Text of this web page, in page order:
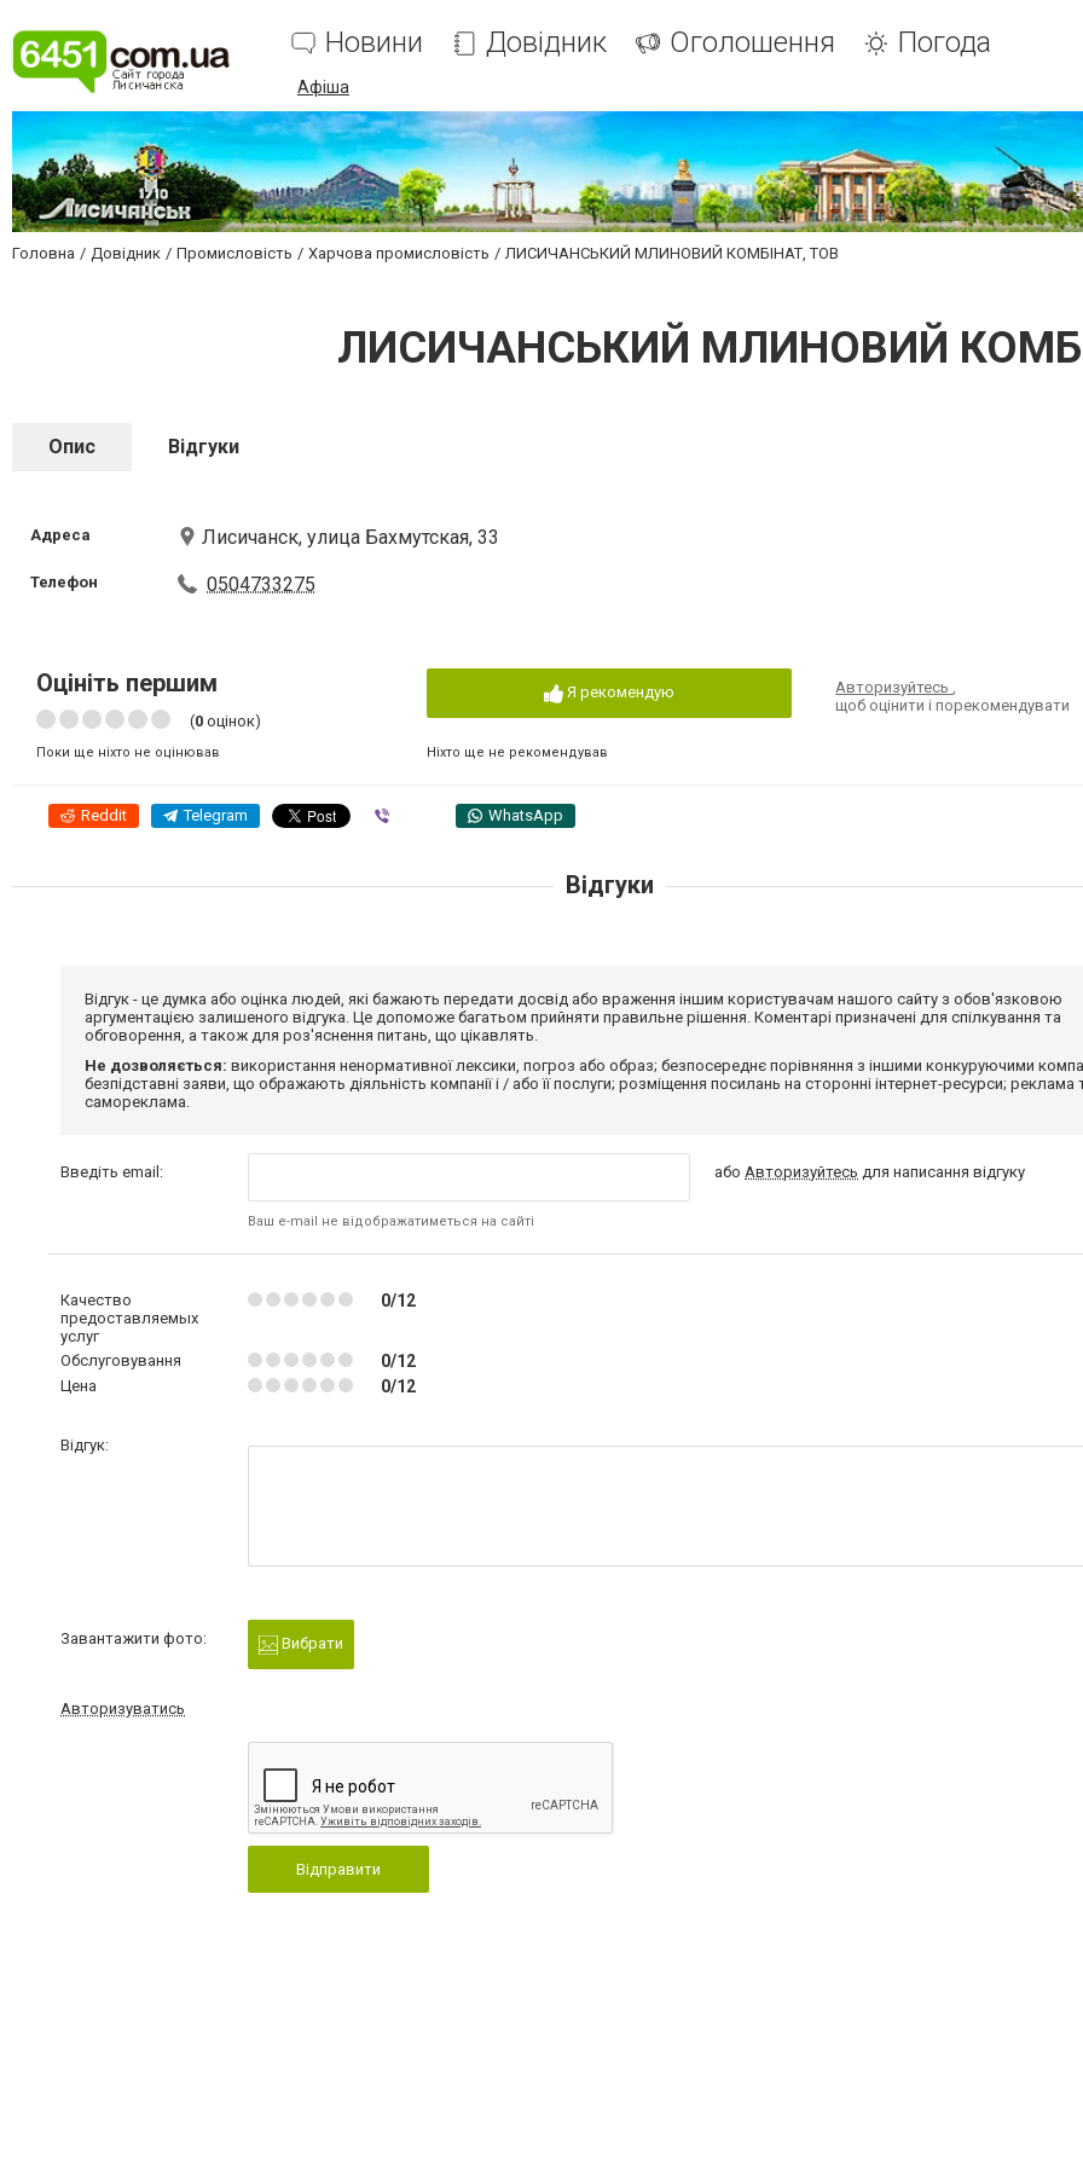
Новини Довідник Оголошення Погода
Афіша
Головна Довідник Промисловість Харчова промисловість ЛИСИЧАНСЬКИЙ МЛИНОВИЙ КОМБІНАТ, ТОВ
ЛИСИЧАНСЬКИЙ МЛИНОВИЙ
Опис Відгуки
Адреса Лисичанск, улица Бахмутская, 33
Телефон 0504733275
Оцініть першим
(0 оцінок)
Поки ще ніхто не оцінював
Я рекомендую
Ніхто ще не рекомендував
Авторизуйтесь,
щоб оцінити і порекомендувати
Reddit Telegram WhatsApp
Відгуки
Відгук - це думка або оцінка людей, які бажають передати досвід або враження іншим користувачам нашого сайту з обов'язковою
аргументацією залишеного відгука. Це допоможе багатьом прийняти правильне рішення. Коментарі призначені для спілкування та
обговорення, а також для роз'яснення питань, що цікавлять.
Не дозволяється: використання ненормативної лексики, погроз або образ; безпосереднє порівняння з іншими конкуруючими
безпідставні заяви, що ображають діяльність компанії і / або її послуги; розміщення посилань на сторонні інтернет-ресурси; реклама
самореклама.
Введіть email:
Ваш e-mail не відображатиметься на сайті
абоАвторизуйтесь для написання відгуку
Качество
предоставляемых
услуг
0/12
Обслуговування 0/12
Цена 0/12
Відгук:
Завантажити фото: Вибрати
Авторизуватись
Відправити